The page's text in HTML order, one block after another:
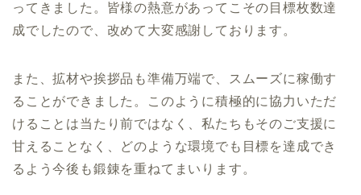
ってきました。皆様の熱意があってこその目標枚数達
成でしたので、改めて大変感謝しております。
また、拡材や挨拶品も準備万端で、スムーズに稼働す
ることができました。このように積極的に協力いただ
けることは当たり前ではなく、私たちもそのご支援に
甘えることなく、どのような環境でも目標を達成でき
るよう今後も鍛錬を重ねてまいります。